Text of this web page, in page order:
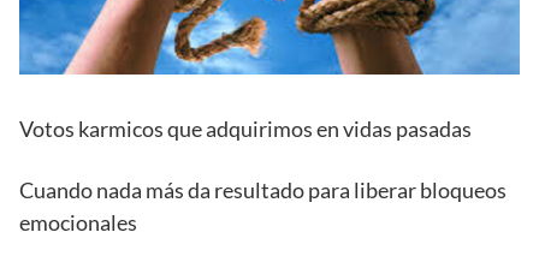
Votos karmicos que adquirimos en vidas pasadas
Cuando nada más da resultado para liberar bloqueos
emocionales